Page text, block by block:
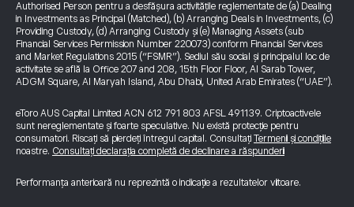
Authorised Person pentru a desfășura activitățile reglementate de (a) Dealing
in Investments as Principal (Matched), (b) Arranging Deals in Investments, (c)
Providing Custody, (d) Arranging Custody și (e) Managing Assets (sub
Financial Services Permission Number 220073) conform Financial Services
and Market Regulations 2015 (“FSMR”). Sediul său social și principalul loc de
activitate se află la Office 207 and 208, 15th Floor Floor, Al Sarab Tower,
ADGM Square, Al Maryah Island, Abu Dhabi, United Arab Emirates (“UAE”).
eToro AUS Capital Limited ACN 612 791 803 AFSL 491139. Criptoactivele
sunt nereglementate și foarte speculative. Nu există protecție pentru
consumatori. Riscați să pierdeți întregul capital. Consultați Termenii și condițiile
noastre. Consultați declarația completă de declinare a răspunderii
Performanța anterioară nu reprezintă o indicație a rezultatelor viitoare.